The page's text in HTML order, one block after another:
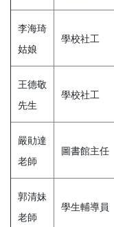
李海琦
姑娘
學校社工
王德敬
先生
學校社工
嚴勛達
老師
圖書館主任
郭清妹
老師
學生輔導員